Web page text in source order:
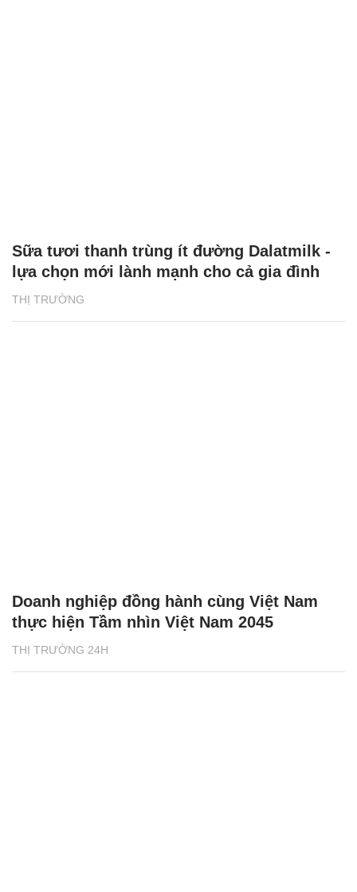
THỊ TRƯỜNG
Sữa tươi thanh trùng ít đường Dalatmilk -
lựa chọn mới lành mạnh cho cả gia đình
THỊ TRƯỜNG 24H
Doanh nghiệp đồng hành cùng Việt Nam
thực hiện Tầm nhìn Việt Nam 2045